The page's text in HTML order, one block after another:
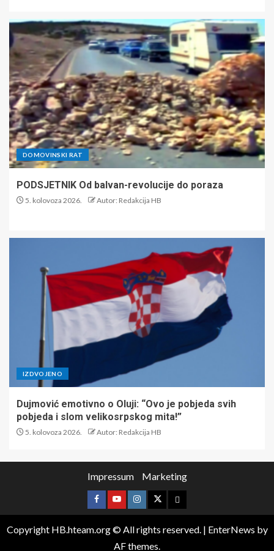
DOMOVINSKI RAT
PODSJETNIK Od balvan-revolucije do poraza
5. kolovoza 2026. Autor: Redakcija HB
IZDVOJENO
Dujmović emotivno o Oluji: “Ovo je pobjeda svih
pobjeda i slom velikosrpskog mita!”
5. kolovoza 2026. Autor: Redakcija HB
Impressum Marketing
Copyright HB.hteam.org © All rights reserved. | EnterNews by
AF themes.